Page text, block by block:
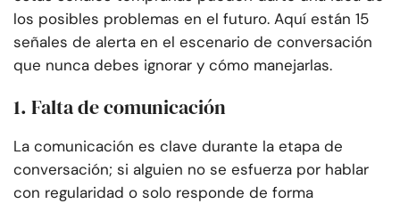
los posibles problemas en el futuro. Aquí están 15
señales de alerta en el escenario de conversación
que nunca debes ignorar y cómo manejarlas.
1. Falta de comunicación
La comunicación es clave durante la etapa de
conversación; si alguien no se esfuerza por hablar
con regularidad o solo responde de forma